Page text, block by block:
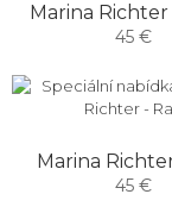
Marina Richter
45 €
Marina
45 €